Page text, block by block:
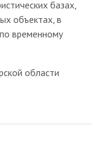
базах,
объектах, в
временному
области